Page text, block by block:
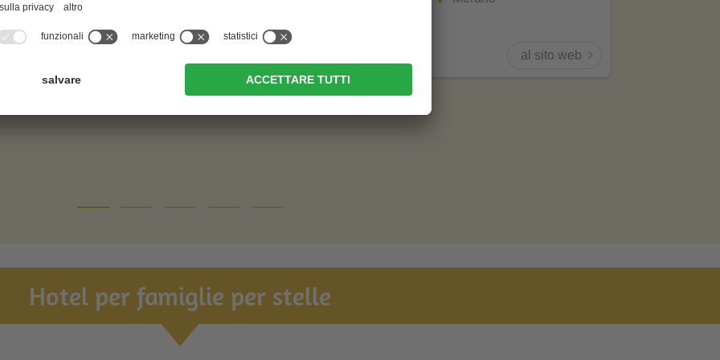
al sito web
Hotel per famiglie per stelle